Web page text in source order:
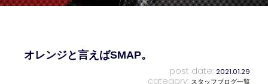
オレンジと言えばSMAP。
post date: 2021.01.29
category: スタッフブログ一覧